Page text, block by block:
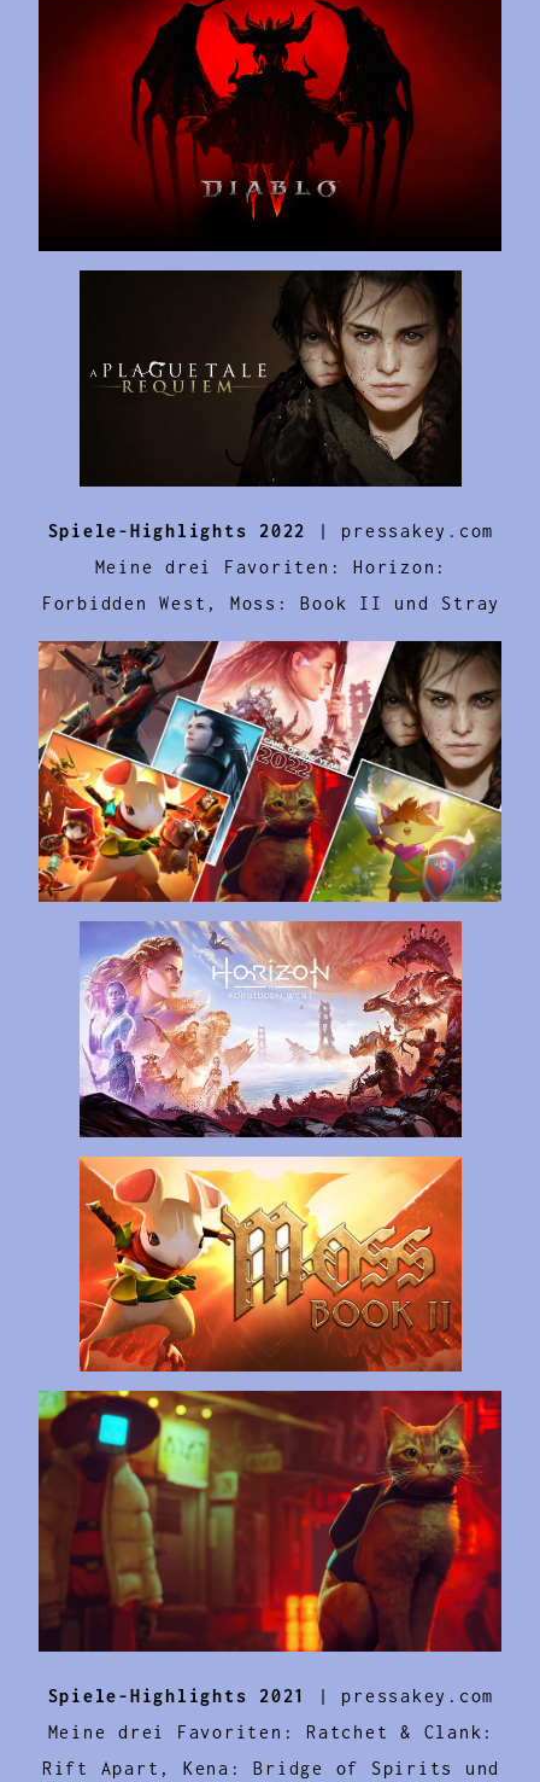
Spiele-Highlights 2022
| pressakey.com
Meine drei Favoriten: Horizon:
Forbidden West, Moss: Book II und Stray
Spiele-Highlights 2021
| pressakey.com
Meine drei Favoriten: Ratchet & Clank:
Rift Apart, Kena: Bridge of Spirits und